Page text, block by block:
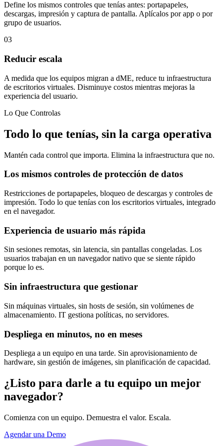
Define los mismos controles que tenías antes: portapapeles,
descargas, impresión y captura de pantalla. Aplícalos por app o por
grupo de usuarios.
03
Reducir escala
A medida que los equipos migran a dME, reduce tu infraestructura
de escritorios virtuales. Disminuye costos mientras mejoras la
experiencia del usuario.
Lo Que Controlas
Todo lo que tenías, sin la carga operativa
Mantén cada control que importa. Elimina la infraestructura que no.
Los mismos controles de protección de datos
Restricciones de portapapeles, bloqueo de descargas y controles de
impresión. Todo lo que tenías con los escritorios virtuales, integrado
en el navegador.
Experiencia de usuario más rápida
Sin sesiones remotas, sin latencia, sin pantallas congeladas. Los
usuarios trabajan en un navegador nativo que se siente rápido
porque lo es.
Sin infraestructura que gestionar
Sin máquinas virtuales, sin hosts de sesión, sin volúmenes de
almacenamiento. IT gestiona políticas, no servidores.
Despliega en minutos, no en meses
Despliega a un equipo en una tarde. Sin aprovisionamiento de
hardware, sin gestión de imágenes, sin planificación de capacidad.
¿Listo para darle a tu equipo un mejor
navegador?
Comienza con un equipo. Demuestra el valor. Escala.
Agendar una Demo